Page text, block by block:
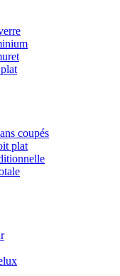
coupés
plat